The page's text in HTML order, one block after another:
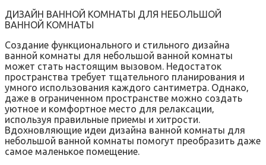
ДИЗАЙН ВАННОЙ КОМНАТЫ ДЛЯ НЕБОЛЬШОЙ
ВАННОЙ КОМНАТЫ
Создание функционального и стильного дизайна
ванной комнаты для небольшой ванной комнаты
может стать настоящим вызовом. Недостаток
пространства требует тщательного планирования и
умного использования каждого сантиметра. Однако‚
даже в ограниченном пространстве можно создать
уютное и комфортное место для релаксации‚
используя правильные приемы и хитрости.
Вдохновляющие идеи дизайна ванной комнаты для
небольшой ванной комнаты помогут преобразить даже
самое маленькое помещение.